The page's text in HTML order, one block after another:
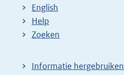
English
Help
Zoeken
Informatie hergebruiken